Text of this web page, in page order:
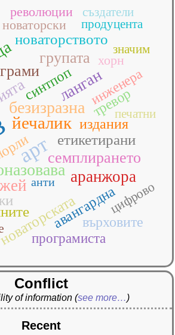
арт
йечалик
безизразна
аранжора
ланган
грами
групата
семплирането
етикетирани
новаторството
авангардна
върховите
издания
синтпоп тревор
инженера
програмиста
новаторски
революции
хорн
цифрово
значим
печатни
продуцента
създатели
анти
Conflict
of information (see more…)
Recent